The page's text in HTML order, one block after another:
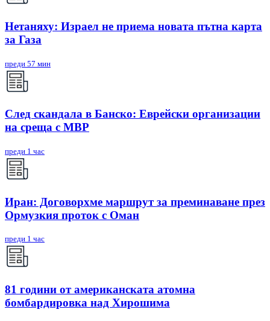
Нетаняху: Израел не приема новата пътна карта
за Газа
преди 57 мин
След скандала в Банско: Eврейски организации
на среща с МВР
преди 1 час
Иран: Договорхме маршрут за преминаване през
Ормузкия проток с Оман
преди 1 час
81 години от американската атомна
бомбардировка над Хирошима